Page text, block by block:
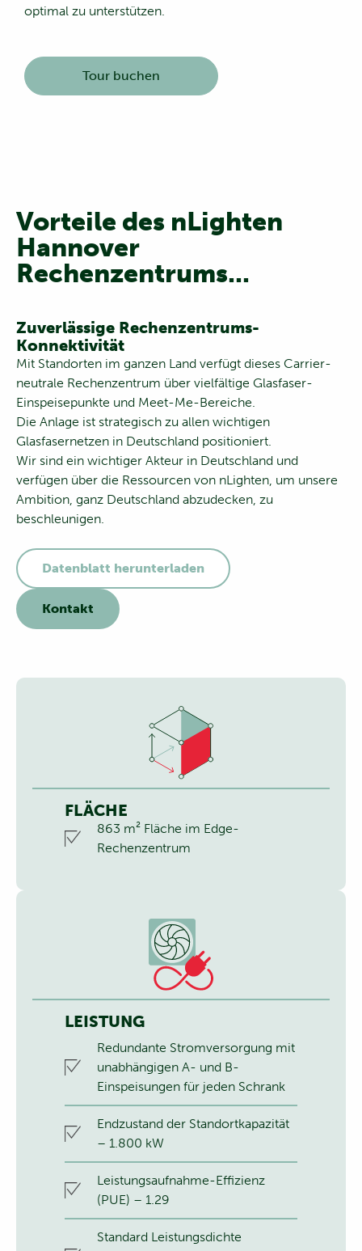
optimal zu unterstützen.
Tour buchen
Vorteile des nLighten
Hannover
Rechenzentrums...
Zuverlässige Rechenzentrums-
Konnektivität
Mit Standorten im ganzen Land verfügt dieses Carrier-
neutrale Rechenzentrum über vielfältige Glasfaser-
Einspeisepunkte und Meet-Me-Bereiche.
Die Anlage ist strategisch zu allen wichtigen
Glasfasernetzen in Deutschland positioniert.
Wir sind ein wichtiger Akteur in Deutschland und
verfügen über die Ressourcen von nLighten, um unsere
Ambition, ganz Deutschland abzudecken, zu
beschleunigen.
Datenblatt herunterladen
Kontakt
FLÄCHE
863 m² Fläche im Edge-
Rechenzentrum
LEISTUNG
Redundante Stromversorgung mit
unabhängigen A- und B-
Einspeisungen für jeden Schrank
Endzustand der Standortkapazität
– 1.800 kW
Leistungsaufnahme-Effizienz
(PUE) – 1.29
Standard Leistungsdichte